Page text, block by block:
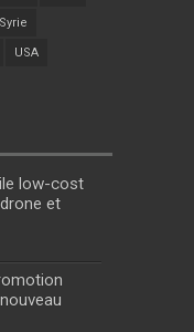
Syrie
USA
low-cost
et